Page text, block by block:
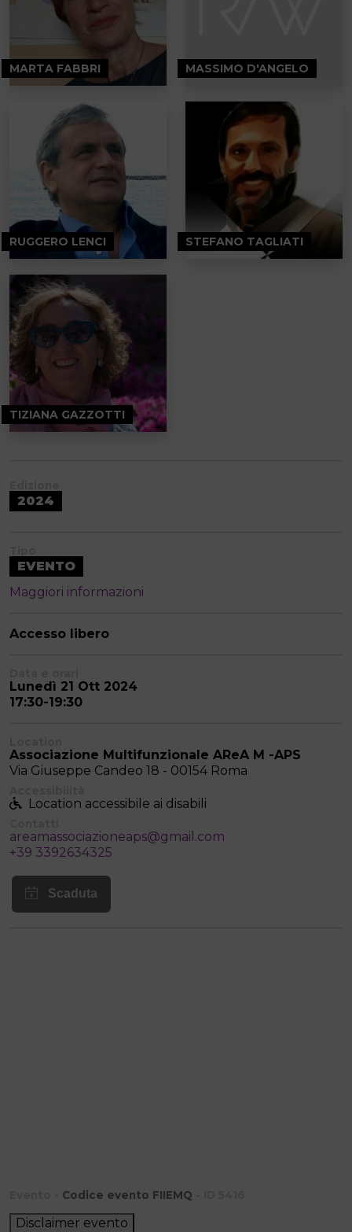
MARTA FABBRI MASSIMO D'ANGELO
RUGGERO LENCI STEFANO TAGLIATI
TIZIANA GAZZOTTI
2024
EVENTO
Maggiori informazioni
Accesso libero
Lunedì 21 Ott 2024
17:30-19:30
Associazione Multifunzionale AReA M -APS
Via Giuseppe Candeo 18 - 00154 Roma
Location accessibile ai disabili
areamassociazioneaps@gmail.com
+39 3392634325
Codice evento FIIEMQ
Disclaimer evento